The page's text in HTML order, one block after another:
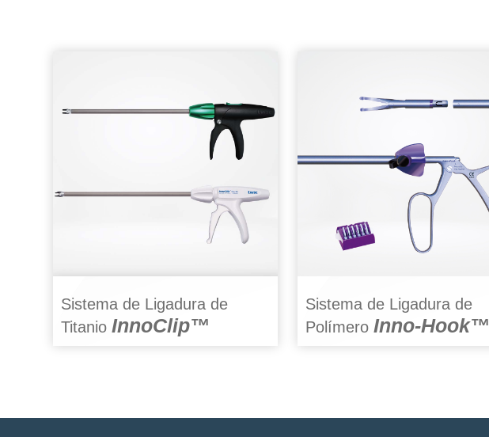
Sistema de Ligadura de
Titanio InnoClip™
Sistema de Ligadura de
Polímero Inno-Hook™